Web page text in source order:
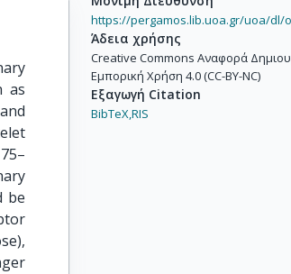
as
be
https://pergamos.lib.uoa.gr/uoa/dl/
Άδεια χρήσης
Creative Commons Αναφορά
Εμπορική Χρήση 4.0 (CC-BY-NC)
Εξαγωγή Citation
BibTeX,RIS